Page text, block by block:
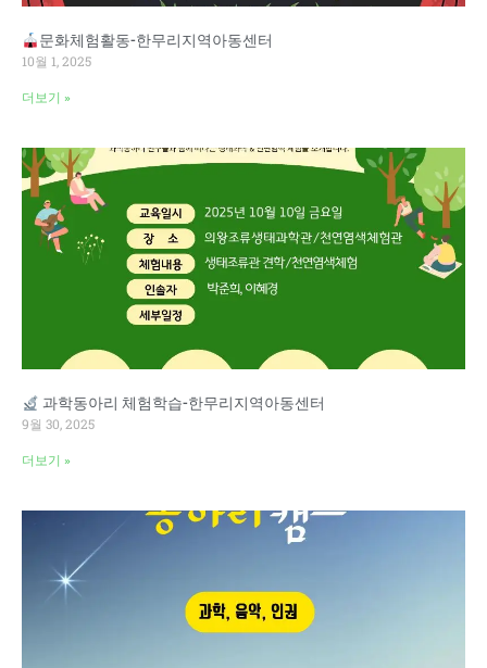
문화체험활동-한무리지역아동센터
10월 1, 2025
더보기 »
과학동아리 체험학습-한무리지역아동센터
9월 30, 2025
더보기 »